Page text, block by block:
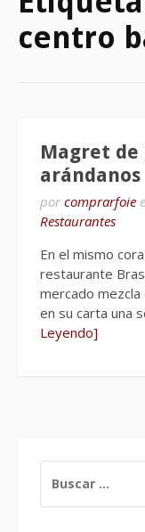
centro
Magret de
arándanos
por comprarfoie
Restaurantes
En el mismo
restaurante
mercado
en su carta una
Leyendo]